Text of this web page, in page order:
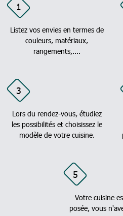
1
Listez vos envies en termes de
couleurs, matériaux,
rangements,....
3
Lors du rendez-vous, étudiez
les possibilités et choisissez le
modèle de votre cuisine.
5
Votre cuisine
posée, vous